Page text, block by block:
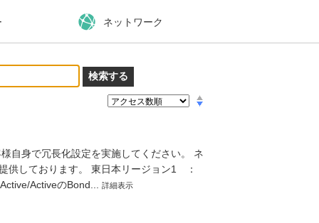
ネットワーク
自身で冗長化設定を実施してください。 ネ
供しております。 東日本リージョン1 ：
ActiveのBond... 詳細表示